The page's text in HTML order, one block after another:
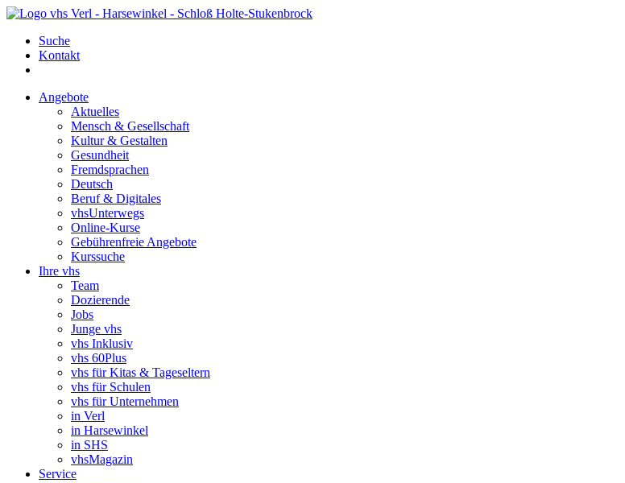
Suche
Kontakt
Angebote
Aktuelles
Mensch & Gesellschaft
Kultur & Gestalten
Gesundheit
Fremdsprachen
Deutsch
Beruf & Digitales
vhsUnterwegs
Online-Kurse
Gebührenfreie Angebote
Kurssuche
Ihre vhs
Team
Dozierende
Jobs
Junge vhs
vhs Inklusiv
vhs 60Plus
vhs für Kitas & Tageseltern
vhs für Schulen
vhs für Unternehmen
in Verl
in Harsewinkel
in SHS
vhsMagazin
Service